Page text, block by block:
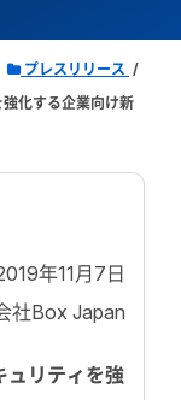
プレスリリース
化する企業向け新
年11月7日
社Box Japan
ュリティを強